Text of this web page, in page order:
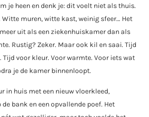
je heen en denk je: dit voelt niet als thuis.
muren, witte kast, weinig sfeer… Het
uit als een ziekenhuiskamer dan als
Rustig? Zeker. Maar ook kil en saai. Tijd
Tijd voor kleur. Voor warmte. Voor iets wat
je de kamer binnenloopt.
in huis met een nieuw vloerkleed,
bank en een opvallende poef. Het